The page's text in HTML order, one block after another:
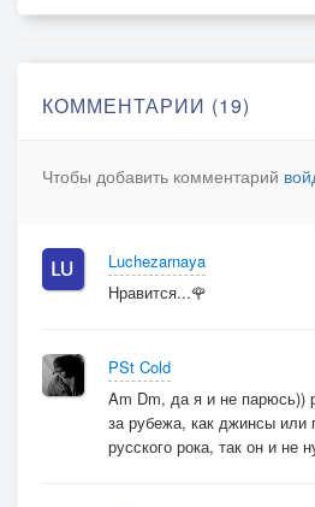
КОММЕНТАРИИ (19)
Чтобы добавить комментарий
Luchezarnaya
Нравится...🌹
PSt Cold
Am Dm, да я и не парюсь))
за рубежа, как джинсы или
русского рока, так он и не